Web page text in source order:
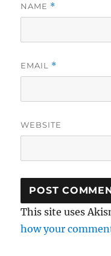
NAME *
EMAIL *
WEBSITE
This site uses
how your